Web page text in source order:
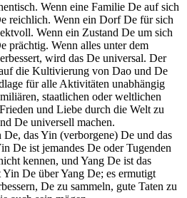
Wenn eine Familie De auf sich
reichlich. Wenn ein Dorf De für sich
Wenn ein Zustand De um sich
prächtig. Wenn alles unter dem
wird das De universal. Der
die Kultivierung von Dao und De
für alle Aktivitäten unabhängig
staatlichen oder weltlichen
und Liebe durch die Welt zu
De universell machen.
das Yin (verborgene) De und das
De ist jemandes De oder Tugenden
kennen, und Yang De ist das
De über Yang De; es ermutigt
De zu sammeln, gute Taten zu